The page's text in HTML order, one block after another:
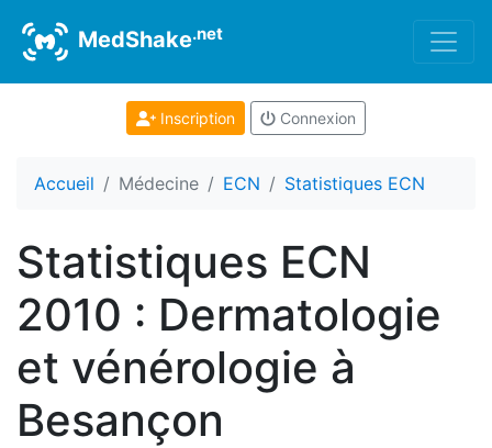
MedShake.net
Inscription Connexion
Accueil Médecine ECN Statistiques ECN
Statistiques ECN
2010 : Dermatologie
et vénérologie à
Besançon